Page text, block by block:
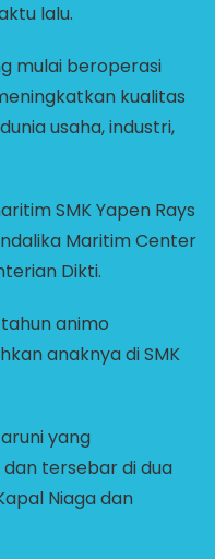
lalu.
mulai beroperasi
kualitas
usaha, industri,
SMK Yapen Rays
Maritim Center
Dikti.
animo
anaknya di SMK
yang
tersebar di dua
Niaga dan